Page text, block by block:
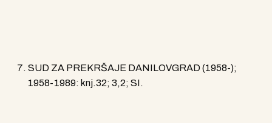
SUD ZA PREKRŠAJE DANILOVGRAD (1958-);
1958-1989: knj.32; 3,2; SI.